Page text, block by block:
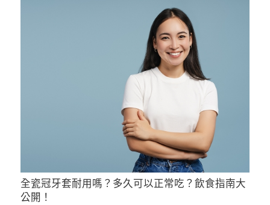
全瓷冠牙套耐用嗎？多久可以正常吃？飲食指南大
公開！